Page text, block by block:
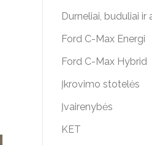
Durneliai, buduliai ir
Ford C-Max Energi
Ford C-Max Hybrid
Įkrovimo stotelės
Įvairenybės
KET